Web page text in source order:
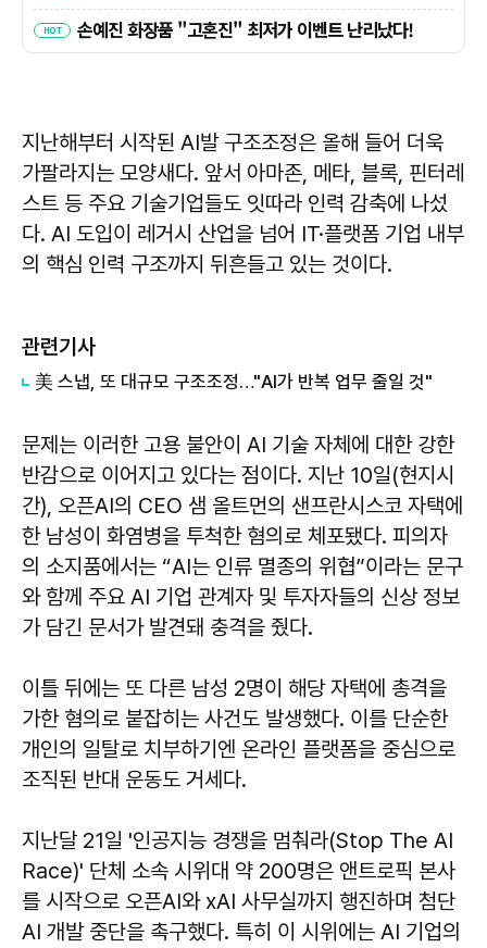
지난해부터 시작된 AI발 구조조정은 올해 들어 더욱
가팔라지는 모양새다. 앞서 아마존, 메타, 블록, 핀터레
스트 등 주요 기술기업들도 잇따라 인력 감축에 나섰
다. AI 도입이 레거시 산업을 넘어 IT·플랫폼 기업 내부
의 핵심 인력 구조까지 뒤흔들고 있는 것이다.
관련기사
美 스냅, 또 대규모 구조조정…"AI가 반복 업무 줄일 것"
문제는 이러한 고용 불안이 AI 기술 자체에 대한 강한
반감으로 이어지고 있다는 점이다. 지난 10일(현지시
간), 오픈AI의 CEO 샘 올트먼의 샌프란시스코 자택에
한 남성이 화염병을 투척한 혐의로 체포됐다. 피의자
의 소지품에서는 “AI는 인류 멸종의 위협”이라는 문구
와 함께 주요 AI 기업 관계자 및 투자자들의 신상 정보
가 담긴 문서가 발견돼 충격을 줬다.
이틀 뒤에는 또 다른 남성 2명이 해당 자택에 총격을
가한 혐의로 붙잡히는 사건도 발생했다. 이를 단순한
개인의 일탈로 치부하기엔 온라인 플랫폼을 중심으로
조직된 반대 운동도 거세다.
지난달 21일 '인공지능 경쟁을 멈춰라(Stop The AI
Race)' 단체 소속 시위대 약 200명은 앤트로픽 본사
를 시작으로 오픈AI와 xAI 사무실까지 행진하며 첨단
AI 개발 중단을 촉구했다. 특히 이 시위에는 AI 기업의